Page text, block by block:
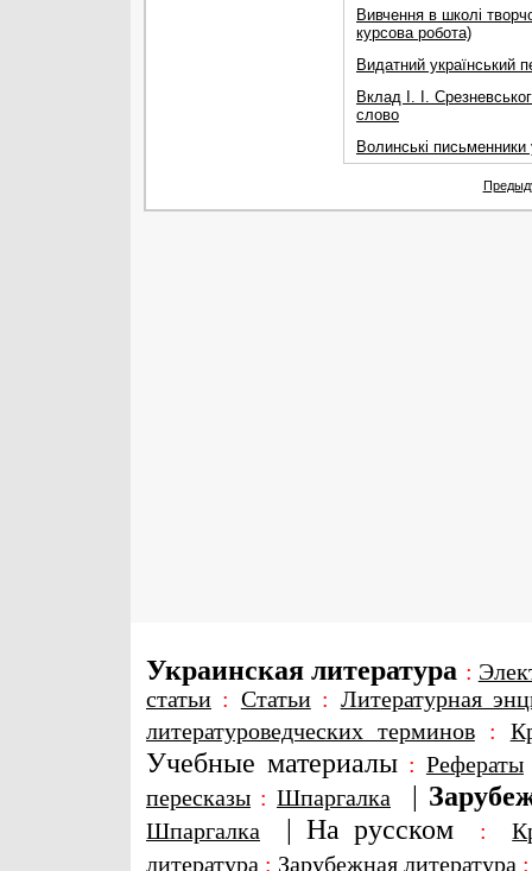
Вивчення в школі
курсова робота)
Видатний український
Вклад І. І.
слово
Волинські
Украинская литература :
статьи : Статьи: Литературная
литературоведческих терминов:
Учебные материалы : Рефераты
пересказы : Шпаргалка |
Шпаргалка | На русском :
литература : Зарубежная литература